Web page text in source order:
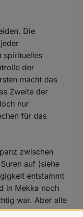
Die
spirituelles
der
macht das
Zweite der
nur
für das
zwischen
auf (siehe
entstammt
in Mekka noch
war. Aber alle
damit